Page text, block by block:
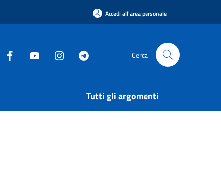
Accedi all'area personale
Cerca
Tutti gli argomenti